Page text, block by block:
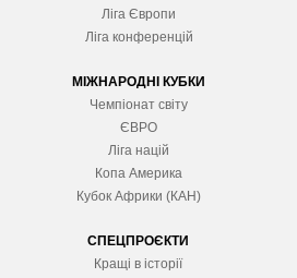
Ліга Європи
Ліга конференцій
МІЖНАРОДНІ КУБКИ
Чемпіонат світу
ЄВРО
Ліга націй
Копа Америка
Кубок Африки (КАН)
СПЕЦПРОЄКТИ
Кращі в історії